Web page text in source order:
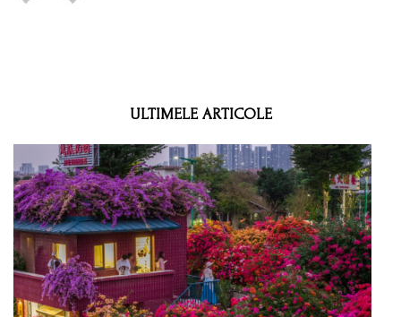
ULTIMELE ARTICOLE